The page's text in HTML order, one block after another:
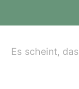
Es scheint,